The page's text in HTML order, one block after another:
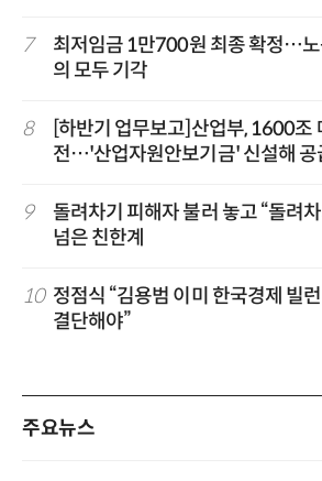
7
최저임금 1만700원 최종 확정…
의 모두 기각
8
[하반기 업무보고]산업부, 1600조
전…'산업자원안보기금' 신설해 공
9
돌려차기 피해자 불러 놓고 “돌려
넘은 친한계
10 정점식 “김용범 이미 한국경제 빌
결단해야”
주요뉴스